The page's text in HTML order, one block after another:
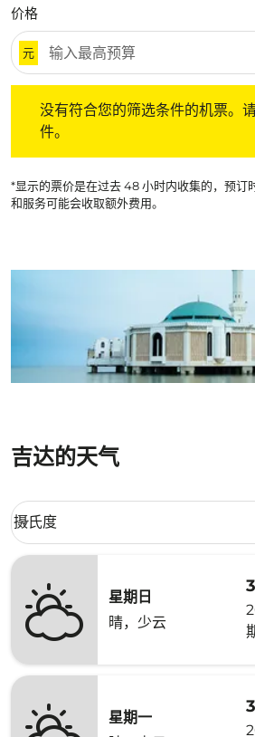
价格
元
没有符合您的筛选条件的机票。
件。
*显示的票价是在过去 48 小时内收集的，预订
和服务可能会收取额外费用。
吉达的天气
Weather unit option 摄氏度 Selected
摄氏度
keyboard_arrow_down
星期日
晴，少云
星期一